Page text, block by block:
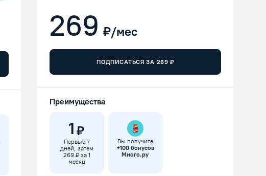
269 ₽/мес
ПОДПИСАТЬСЯ ЗА 269 ₽
Преимущества
1 ₽
Первые 7
дней, затем
269 ₽ за 1
месяц
Вы получите
+100бонусов
Много.ру